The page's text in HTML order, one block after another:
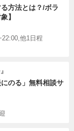
方法とは？/ボラ
】
他1日程
のる」無料相談サ